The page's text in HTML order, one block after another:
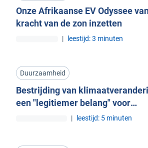
Onze Afrikaanse EV Odyssee
kracht van de zon inzetten
| leestijd: 3 minuten
Duurzaamheid
Bestrijding van
een "legitiemer belang" voor
gegevensverwerking?
| leestijd: 5 minuten